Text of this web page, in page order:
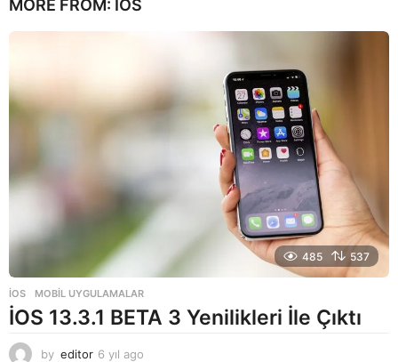
MORE FROM: İOS
485 537
İOS ,MOBIL UYGULAMALAR
İOS 13.3.1 BETA 3 Yenilikleri İle Çıktı
by editor 6 yıl ago